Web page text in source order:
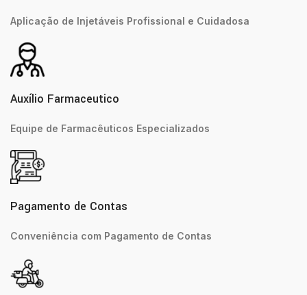
Aplicação de Injetáveis Profissional e Cuidadosa
Auxílio Farmaceutico
Equipe de Farmacêuticos Especializados
Pagamento de Contas
Conveniência com Pagamento de Contas